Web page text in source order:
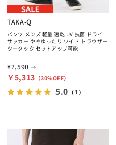
TAKA-Q
パンツ メンズ 軽量 速乾 UV 抗菌 ドライ
サッカー ややゆったり ワイド トラウザー
ツータック セットアップ可能
¥7,590 →
￥5,313 （30%OFF）
5.0 （1）